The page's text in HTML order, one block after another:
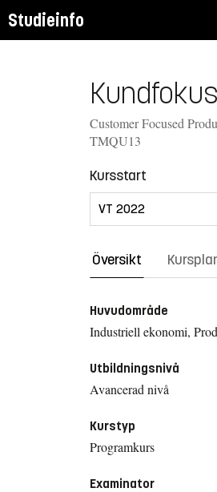
Studieinfo
Customer Focused
TMQU13
Kursstart
Översikt
Huvudområde
Industriell ekonomi,
Utbildningsnivå
Avancerad nivå
Kurstyp
Programkurs
Examinator